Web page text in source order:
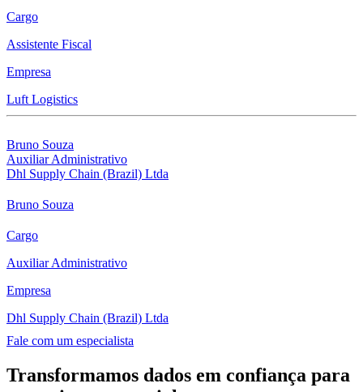
Cargo
Assistente Fiscal
Empresa
Luft Logistics
Bruno Souza
Auxiliar Administrativo
Dhl Supply Chain (Brazil) Ltda
Bruno Souza
Cargo
Auxiliar Administrativo
Empresa
Dhl Supply Chain (Brazil) Ltda
Fale com um especialista
Transformamos dados em confiança para